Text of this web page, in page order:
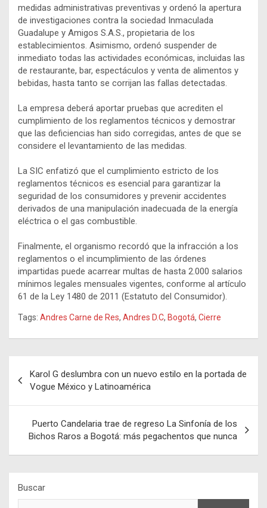
medidas administrativas preventivas y ordenó la apertura
de investigaciones contra la sociedad Inmaculada
Guadalupe y Amigos S.A.S., propietaria de los
establecimientos. Asimismo, ordenó suspender de
inmediato todas las actividades económicas, incluidas las
de restaurante, bar, espectáculos y venta de alimentos y
bebidas, hasta tanto se corrijan las fallas detectadas.
La empresa deberá aportar pruebas que acrediten el
cumplimiento de los reglamentos técnicos y demostrar
que las deficiencias han sido corregidas, antes de que se
considere el levantamiento de las medidas.
La SIC enfatizó que el cumplimiento estricto de los
reglamentos técnicos es esencial para garantizar la
seguridad de los consumidores y prevenir accidentes
derivados de una manipulación inadecuada de la energía
eléctrica o el gas combustible.
Finalmente, el organismo recordó que la infracción a los
reglamentos o el incumplimiento de las órdenes
impartidas puede acarrear multas de hasta 2.000 salarios
mínimos legales mensuales vigentes, conforme al artículo
61 de la Ley 1480 de 2011 (Estatuto del Consumidor).
Tags: Andres Carne de Res, Andres D.C, Bogotá, Cierre
de
entradas
Karol G deslumbra con un nuevo estilo en la portada de
Vogue México y Latinoamérica
Puerto Candelaria trae de regreso La Sinfonía de los
Bichos Raros a Bogotá: más pegachentos que nunca
Buscar